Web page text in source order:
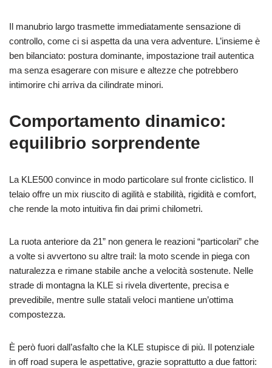
Il manubrio largo trasmette immediatamente sensazione di
controllo, come ci si aspetta da una vera adventure. L’insieme è
ben bilanciato: postura dominante, impostazione trail autentica
ma senza esagerare con misure e altezze che potrebbero
intimorire chi arriva da cilindrate minori.
Comportamento dinamico:
equilibrio sorprendente
La KLE500 convince in modo particolare sul fronte ciclistico. Il
telaio offre un mix riuscito di agilità e stabilità, rigidità e comfort,
che rende la moto intuitiva fin dai primi chilometri.
La ruota anteriore da 21” non genera le reazioni “particolari” che
a volte si avvertono su altre trail: la moto scende in piega con
naturalezza e rimane stabile anche a velocità sostenute. Nelle
strade di montagna la KLE si rivela divertente, precisa e
prevedibile, mentre sulle statali veloci mantiene un’ottima
compostezza.
È però fuori dall’asfalto che la KLE stupisce di più. Il potenziale
in off road supera le aspettative, grazie soprattutto a due fattori: